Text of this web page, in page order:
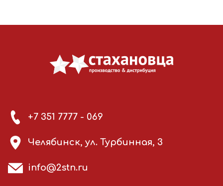
+7 351 7777 - 069
Челябинск, ул. Турбинная, 3
info@2stn.ru